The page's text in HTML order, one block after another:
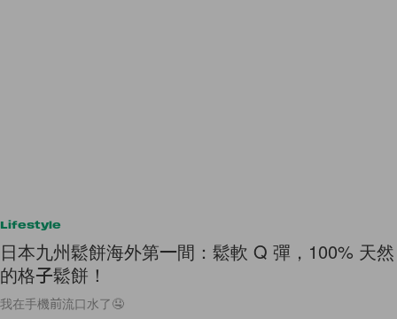
Lifestyle
日本九州鬆餅海外第一間：鬆軟 Q 彈，100% 天然
的格子鬆餅！
我在手機前流口水了🤤